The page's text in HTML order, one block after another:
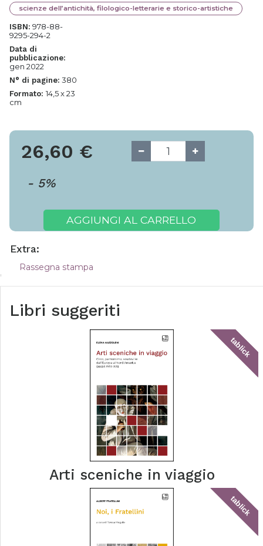
scienze dell’antichità, filologico-letterarie e storico-artistiche
ISBN: 978-88-
9295-294-2
Data di
pubblicazione:
gen 2022
N° di pagine: 380
Formato: 14,5 x 23
cm
26,60 €
- 5%
AGGIUNGI AL CARRELLO
Extra:
Rassegna stampa
Libri suggeriti
tablick
Arti sceniche in viaggio
tablick